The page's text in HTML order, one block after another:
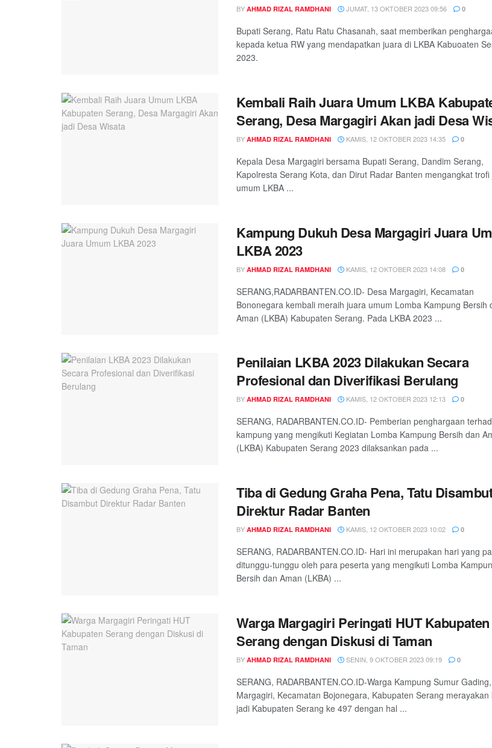
BY AHMAD RIZAL RAMDHANI JUMAT, 13 OKTOBER 2023 09:56 0
Bupati Serang, Ratu Ratu Chasanah, saat memberikan
kepada ketua RW yang mendapatkan juara di LKBA Kabuoaten
2023.
Kembali Raih Juara Umum LKBA
Serang, Desa Margagiri Akan jadi Desa
BY AHMAD RIZAL RAMDHANI KAMIS, 12 OKTOBER 2023 14:35 0
Kepala Desa Margagiri bersama Bupati Serang, Dandim Serang,
Kapolresta Serang Kota, dan Dirut Radar Banten mengangkat trofi
umum LKBA ...
Kampung Dukuh Desa Margagiri Juara
LKBA 2023
BY AHMAD RIZAL RAMDHANI KAMIS, 12 OKTOBER 2023 14:08 0
SERANG,RADARBANTEN.CO.ID- Desa Margagiri, Kecamatan
Bononegara kembali meraih juara umum Lomba Kampung Bersih
Aman (LKBA) Kabupaten Serang. Pada LKBA 2023 ...
Penilaian LKBA 2023 Dilakukan Secara
Profesional dan Diverifikasi Berulang
BY AHMAD RIZAL RAMDHANI KAMIS, 12 OKTOBER 2023 12:13 0
SERANG, RADARBANTEN.CO.ID- Pemberian penghargaan
kampung yang mengikuti Kegiatan Lomba Kampung Bersih dan
(LKBA) Kabupaten Serang 2023 dilaksankan pada ...
Tiba di Gedung Graha Pena, Tatu
Direktur Radar Banten
BY AHMAD RIZAL RAMDHANI KAMIS, 12 OKTOBER 2023 10:02 0
SERANG, RADARBANTEN.CO.ID- Hari ini merupakan hari yang
ditunggu-tunggu oleh para peserta yang mengikuti Lomba
Bersih dan Aman (LKBA) ...
Warga Margagiri Peringati HUT Kabupaten
Serang dengan Diskusi di Taman
BY AHMAD RIZAL RAMDHANI SENIN, 9 OKTOBER 2023 09:19 0
SERANG, RADARBANTEN.CO.ID-Warga Kampung Sumur
Margagiri, Kecamatan Bojonegara, Kabupaten Serang merayakan
jadi Kabupaten Serang ke 497 dengan hal ...